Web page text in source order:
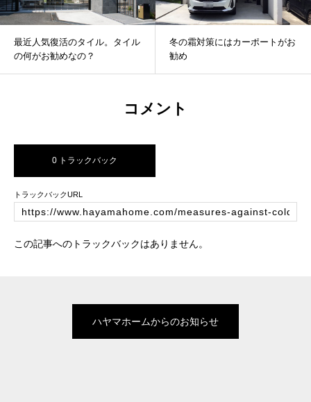
最近人気復活のタイル。タイル
の何がお勧めなの？
冬の霜対策にはカーポートがお
勧め
コメント
0 トラックバック
トラックバックURL
この記事へのトラックバックはありません。
ハヤマホームからのお知らせ